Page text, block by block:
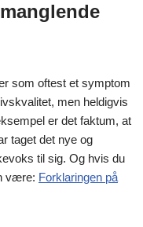
som oftest et symptom
men heldigvis
er det faktum, at
taget det nye og
til sig. Og hvis du
være: Forklaringen på